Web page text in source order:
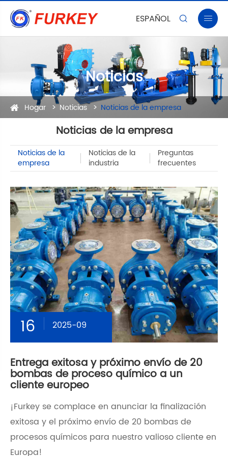
ESPAÑOL  
Noticias
Hogar Noticias Noticias de la empresa
Noticias de la empresa
Noticias de la
empresa
Noticias de la
industria
Preguntas
frecuentes
16 2025-09
Entrega exitosa y próximo envío de 20
bombas de proceso químico a un
cliente europeo
¡Furkey se complace en anunciar la finalización
exitosa y el próximo envío de 20 bombas de
procesos químicos para nuestro valioso cliente en
Europa!